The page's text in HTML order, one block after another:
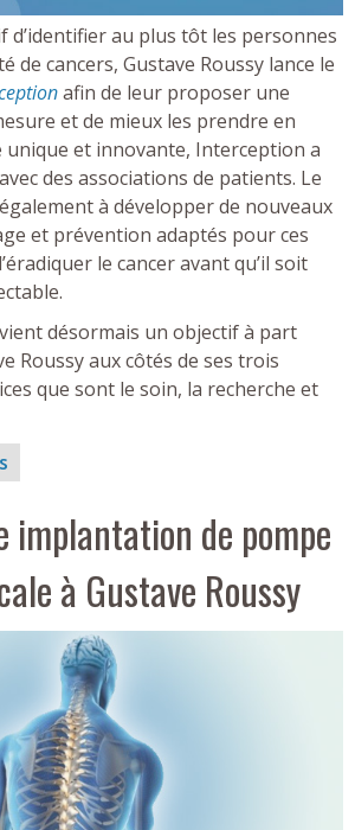
d’identifier au plus tôt les personnes
de cancers, Gustave Roussy lance le
afin de leur proposer une
et de mieux les prendre en
unique et innovante, Interception a
des associations de patients. Le
à développer de nouveaux
et prévention adaptés pour ces
le cancer avant qu’il soit
désormais un objectif à part
Roussy aux côtés de ses trois
que sont le soin, la recherche et
implantation de pompe
à Gustave Roussy